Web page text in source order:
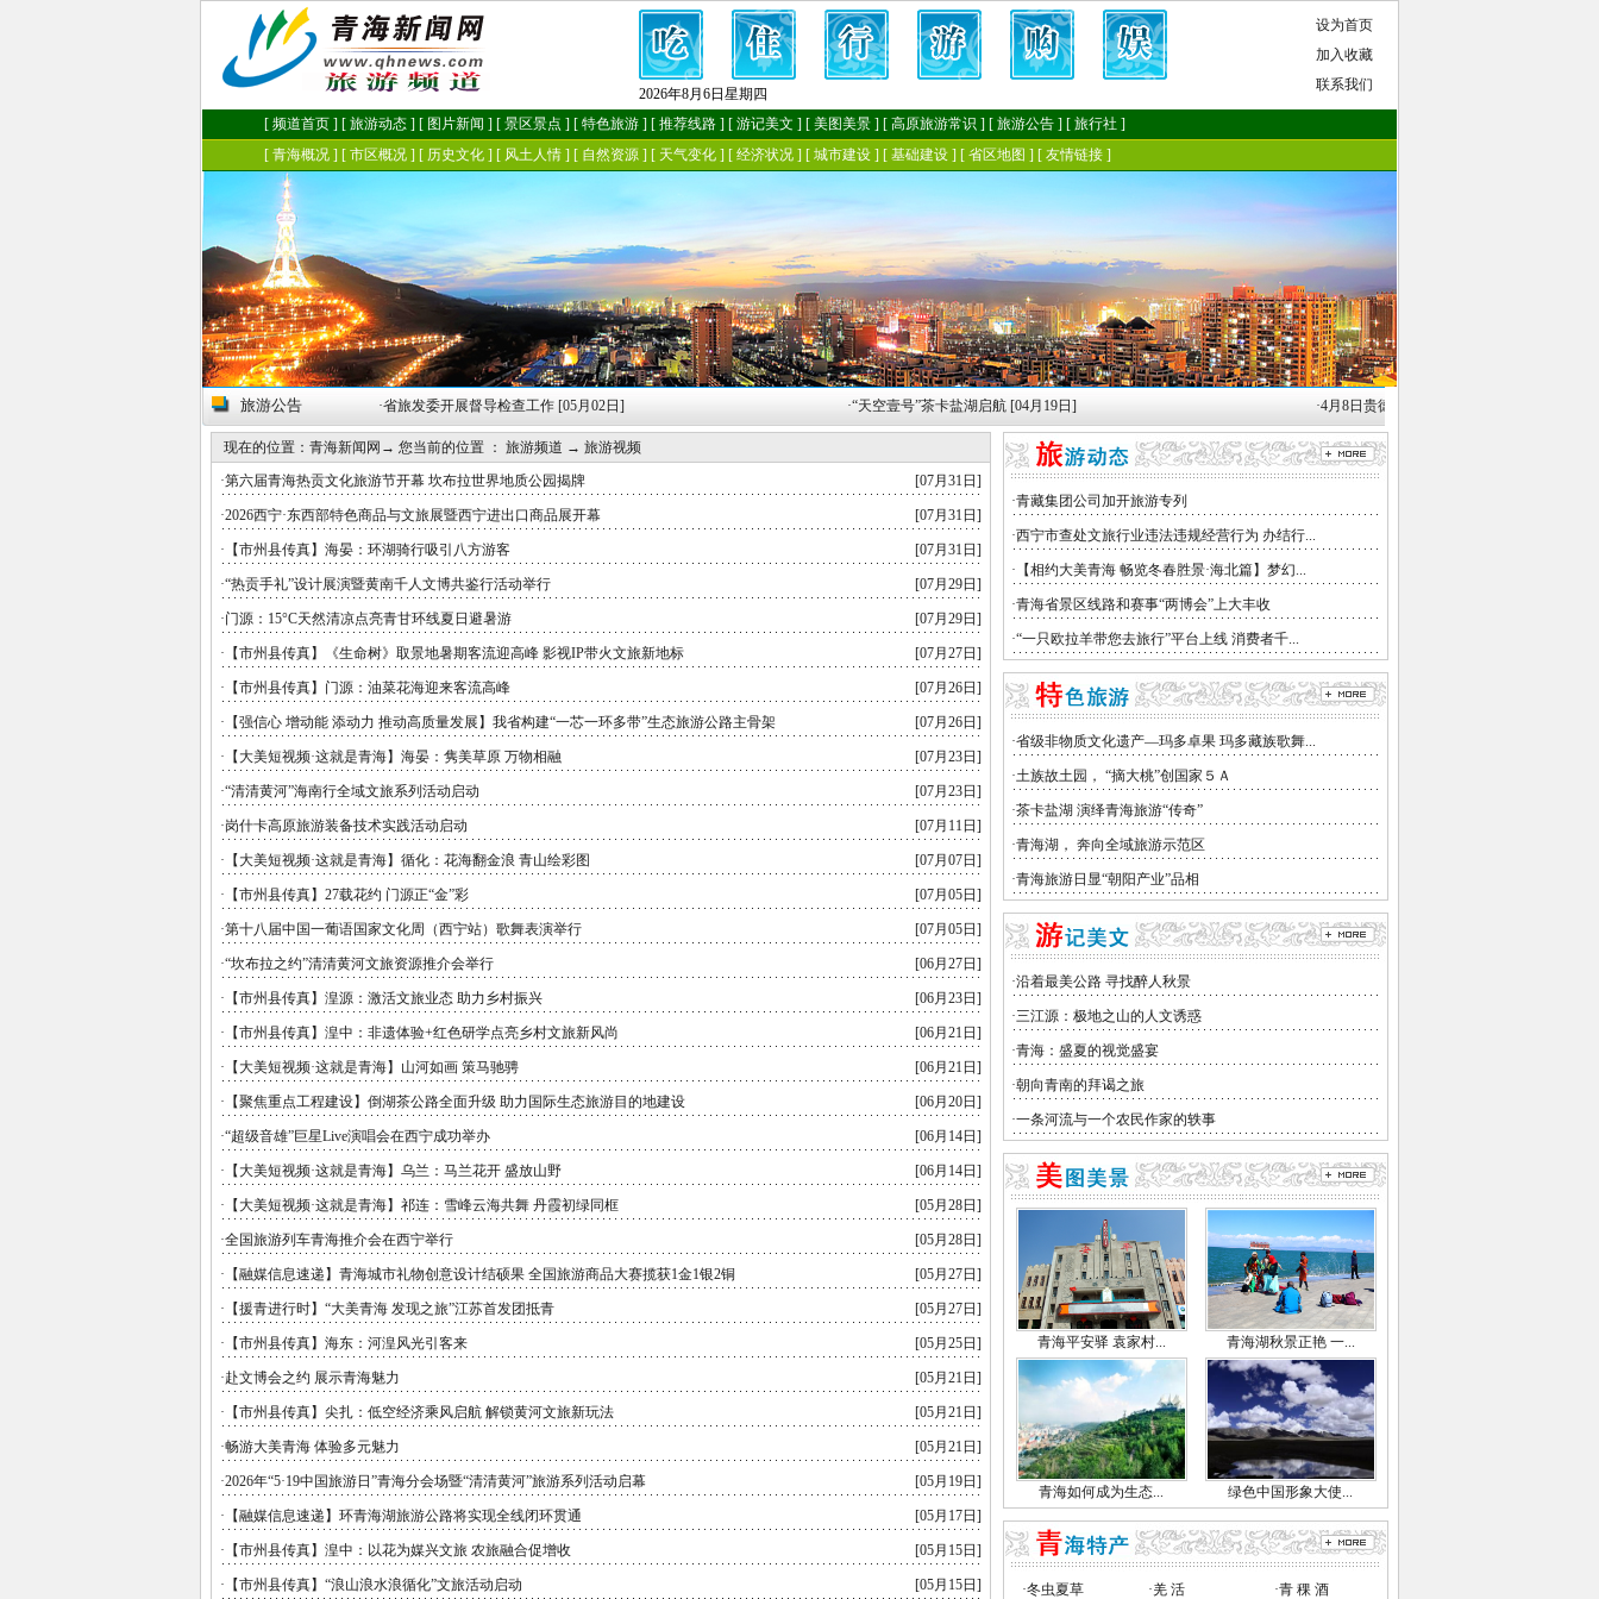
旅游公告 省旅发委开展督导检查工作 [05月02日] “天空壹号”茶卡盐湖启航 [04月19日] 4月8日贵德黄河文化旅游节启幕 [04月05日]
现在的位置： 青海新闻网 → 您当前的位置 ： 旅游频道 → 旅游视频
·第六届青海热贡文化旅游节开幕 坎布拉世界地质公园揭牌 [07月31日]
·2026西宁·东西部特色商品与文旅展暨西宁进出口商品展开幕 [07月31日]
· 【市州县传真】海晏：环湖骑行吸引八方游客 [07月31日]
·“热贡手礼”设计展演暨黄南千人文博共鉴行活动举行 [07月29日]
·门源：15°C天然清凉点亮青甘环线夏日避暑游 [07月29日]
· 【市州县传真】《生命树》取景地暑期客流迎高峰 影视IP带火文旅新地标 [07月27日]
· 【市州县传真】门源：油菜花海迎来客流高峰 [07月26日]
· 【强信心 增动能 添动力 推动高质量发展】我省构建“一芯一环多带”生态旅游公路主骨架 [07月26日]
· 【大美短视频·这就是青海】海晏：隽美草原 万物相融 [07月23日]
·“清清黄河”海南行全域文旅系列活动启动 [07月23日]
·岗什卡高原旅游装备技术实践活动启动 [07月11日]
· 【大美短视频·这就是青海】循化：花海翻金浪 青山绘彩图 [07月07日]
· 【市州县传真】27载花约 门源正“金”彩 [07月05日]
·第十八届中国一葡语国家文化周（西宁站）歌舞表演举行 [07月05日]
·“坎布拉之约”清清黄河文旅资源推介会举行 [06月27日]
· 【市州县传真】湟源：激活文旅业态 助力乡村振兴 [06月23日]
· 【市州县传真】湟中：非遗体验+红色研学点亮乡村文旅新风尚 [06月21日]
· 【大美短视频·这就是青海】山河如画 策马驰骋 [06月21日]
· 【聚焦重点工程建设】倒湖茶公路全面升级 助力国际生态旅游目的地建设 [06月20日]
·“超级音雄”巨星Live演唱会在西宁成功举办 [06月14日]
· 【大美短视频·这就是青海】乌兰：马兰花开 盛放山野 [06月14日]
· 【大美短视频·这就是青海】祁连：雪峰云海共舞 丹霞初绿同框 [05月28日]
·全国旅游列车青海推介会在西宁举行 [05月28日]
· 【融媒信息速递】青海城市礼物创意设计结硕果 全国旅游商品大赛揽获1金1银2铜 [05月27日]
· 【援青进行时】“大美青海 发现之旅”江苏首发团抵青 [05月27日]
· 【市州县传真】海东：河湟风光引客来 [05月25日]
·赴文博会之约 展示青海魅力 [05月21日]
· 【市州县传真】尖扎：低空经济乘风启航 解锁黄河文旅新玩法 [05月21日]
·畅游大美青海 体验多元魅力 [05月21日]
·2026年“5·19中国旅游日”青海分会场暨“清清黄河”旅游系列活动启幕 [05月19日]
· 【融媒信息速递】环青海湖旅游公路将实现全线闭环贯通 [05月17日]
· 【市州县传真】湟中：以花为媒兴文旅 农旅融合促增收 [05月15日]
· 【市州县传真】“浪山浪水浪循化”文旅活动启动 [05月15日]